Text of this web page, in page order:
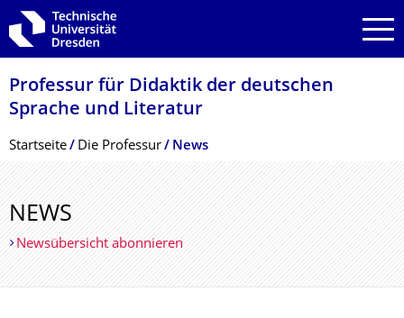
Zur Hauptnavigation springen
Zur Suche springen
Zum Inhalt springen
Professur für Didaktik der deutschen
Sprache und Literatur
Breadcrumb-Menü
Startseite Die Professur News
NEWS
Newsübersicht abonnieren